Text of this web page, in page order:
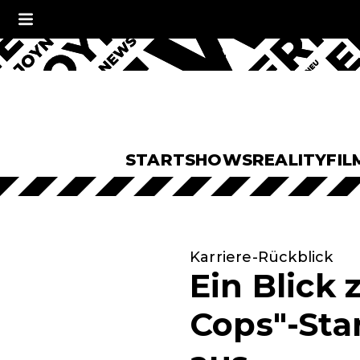
STARTSHOWSREALITY
Karriere-Rückblick
Ein Blick
Cops"-